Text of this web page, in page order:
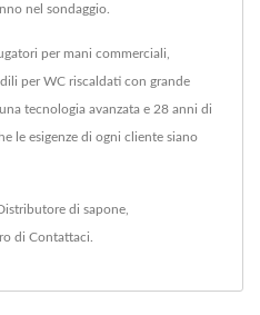
nel sondaggio.
per mani commerciali,
per WC riscaldati con grande
tecnologia avanzata e 28 anni di
le esigenze di ogni cliente siano
di sapone
di Contattaci